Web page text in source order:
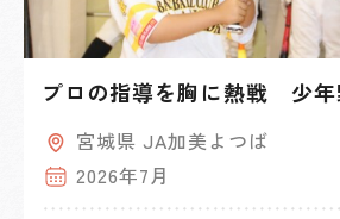
プロの指導を胸に熱戦 少年
宮城県 JA加美よつば
2026年7月